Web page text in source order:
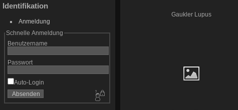
Identifikation
Anmeldung
Schnelle Anmeldung
Benutzername
Passwort
Auto-Login
Gaukler Lupus